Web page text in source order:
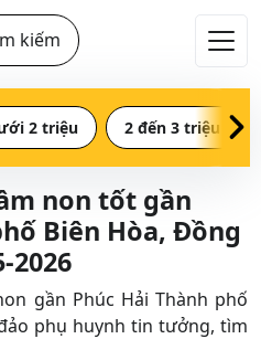
kiếm
2 triệu 2 đến 3 triệu
non tốt gần
Biên Hòa, Đồng
2026
gần Phúc Hải Thành phố
phụ huynh tin tưởng, tìm